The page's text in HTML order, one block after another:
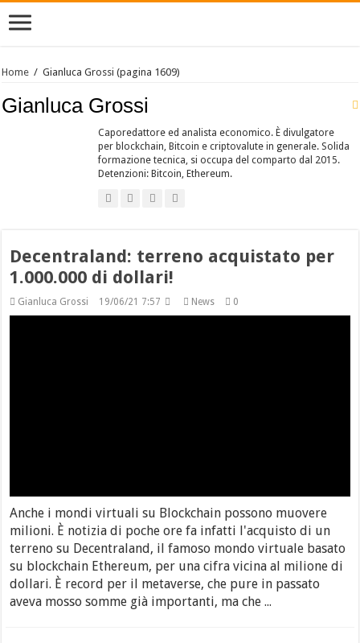
Home / Gianluca Grossi (pagina 1609)
Gianluca Grossi
Caporedattore ed analista economico. È divulgatore
per blockchain, Bitcoin e criptovalute in generale. Solida
formazione tecnica, si occupa del comparto dal 2015.
Detenzioni: Bitcoin, Ethereum.
Decentraland: terreno acquistato per
1.000.000 di dollari!
Gianluca Grossi 19/06/21 7:57 News 0
Anche i mondi virtuali su Blockchain possono muovere
milioni. È notizia di poche ore fa infatti l'acquisto di un
terreno su Decentraland, il famoso mondo virtuale basato
su blockchain Ethereum, per una cifra vicina al milione di
dollari. È record per il metaverse, che pure in passato
aveva mosso somme già importanti, ma che ...